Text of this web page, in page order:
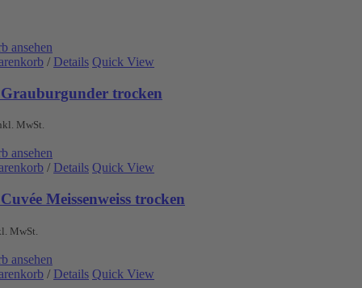
ansehen
/ Details Quick View
trocken
MwSt.
ansehen
/ Details Quick View
Meissenweiss trocken
MwSt.
ansehen
/ Details Quick View